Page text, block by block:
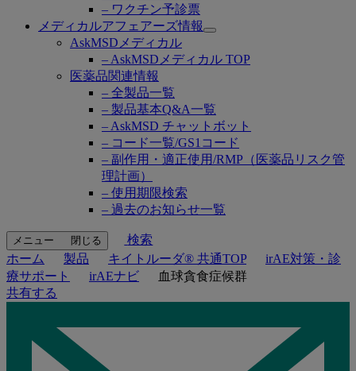
– ワクチン予診票
メディカルアフェアーズ情報
Open
AskMSDメディカル
– AskMSDメディカル TOP
医薬品関連情報
– 全製品一覧
– 製品基本Q&A一覧
– AskMSD チャットボット
– コード一覧/GS1コード
– 副作用・適正使用/RMP（医薬品リスク管
理計画）
– 使用期限検索
– 過去のお知らせ一覧
メニュー 閉じる
検索
ホーム
製品 キイトルーダ® 共通TOP
irAE対策・診
療サポート
irAEナビ
⾎球貪⾷症候群
共有する